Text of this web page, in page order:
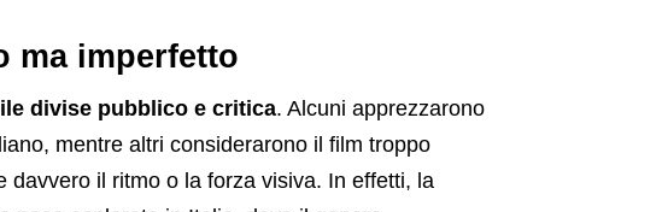
ma imperfetto
divise pubblico e critica. Alcuni apprezzarono
mentre altri considerarono il film troppo
il ritmo o la forza visiva. In effetti, la